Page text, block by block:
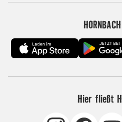
Hier fließt